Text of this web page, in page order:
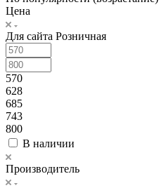
Цена
Для сайта Розничная
570
628
685
743
800
В наличии
Производитель